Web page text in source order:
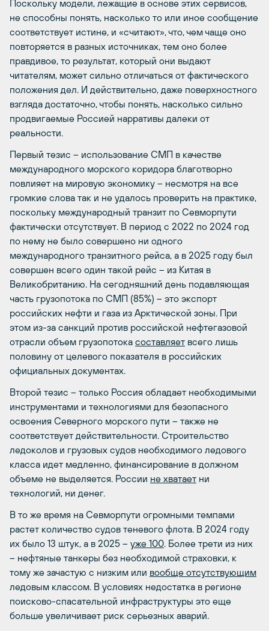
Поскольку модели, лежащие в основе этих сервисов,
не способны понять, насколько то или иное сообщение
соответствует истине, и «считают», что, чем чаще оно
повторяется в разных источниках, тем оно более
правдивое, то результат, который они выдают
читателям, может сильно отличаться от фактического
положения дел. И действительно, даже поверхностного
взгляда достаточно, чтобы понять, насколько сильно
продвигаемые Россией нарративы далеки от
реальности.
Первый тезис – использование СМП в качестве
международного морского коридора благотворно
повлияет на мировую экономику – несмотря на все
громкие слова так и не удалось проверить на практике,
поскольку международный транзит по Севморпути
фактически отсутствует. В период с 2022 по 2024 год
по нему не было совершено ни одного
международного транзитного рейса, а в 2025 году был
совершен всего один такой рейс – из Китая в
Великобританию. На сегодняшний день подавляющая
часть грузопотока по СМП (85%) – это экспорт
российских нефти и газа из Арктической зоны. При
этом из-за санкций против российской нефтегазовой
отрасли объем грузопотока составляет всего лишь
половину от целевого показателя в российских
официальных документах.
Второй тезис – только Россия обладает необходимыми
инструментами и технологиями для безопасного
освоения Северного морского пути – также не
соответствует действительности. Строительство
ледоколов и грузовых судов необходимого ледового
класса идет медленно, финансирование в должном
объеме не выделяется. России не хватает ни
технологий, ни денег.
В то же время на Севморпути огромными темпами
растет количество судов теневого флота. В 2024 году
их было 13 штук, а в 2025 – уже 100. Более трети из них
– нефтяные танкеры без необходимой страховки, к
тому же зачастую с низким или вообще отсутствующим
ледовым классом. В условиях недостатка в регионе
поисково-спасательной инфраструктуры это еще
больше увеличивает риск серьезных аварий.